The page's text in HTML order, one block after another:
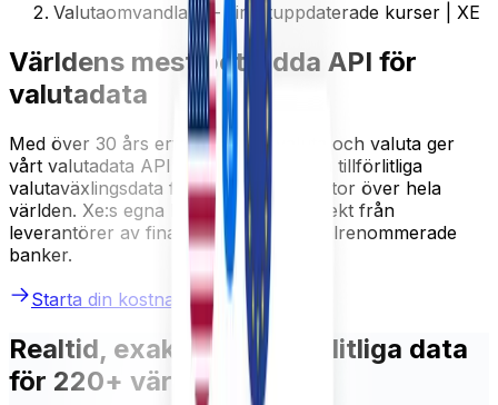
Valutaomvandlare – direktuppdaterade kurser | XE
Världens mest betrodda API för
valutadata
Med över 30 års erfarenhet av valuta och valuta ger
vårt valutadata API realtid, exakta och tillförlitliga
valutaväxlingsdata för hundratals valutor över hela
världen. Xe:s egna kurser kommer direkt från
leverantörer av finansiella data och välrenommerade
banker.
Starta din kostnadsfria provperiod
Realtid, exakta och tillförlitliga data
för 220+ världsvalutor